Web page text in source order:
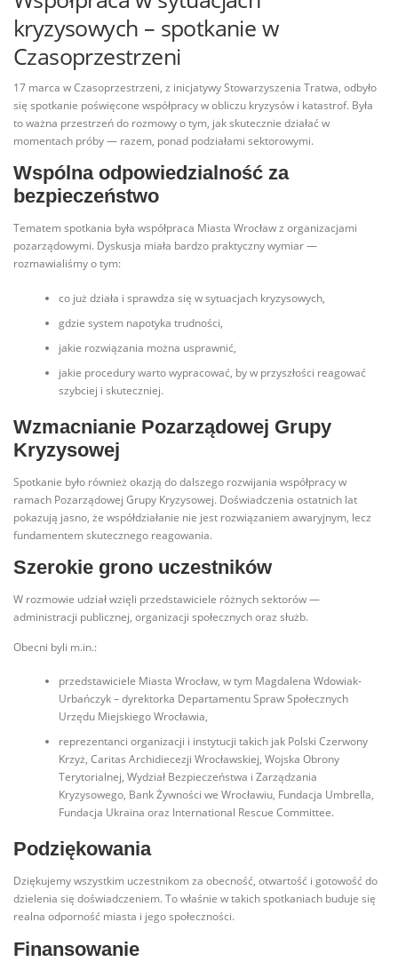
kryzysowych – spotkanie w
Czasoprzestrzeni
17 marca w Czasoprzestrzeni, z inicjatywy Stowarzyszenia Tratwa, odbyło
się spotkanie poświęcone współpracy w obliczu kryzysów i katastrof. Była
to ważna przestrzeń do rozmowy o tym, jak skutecznie działać w
momentach próby — razem, ponad podziałami sektorowymi.
Wspólna odpowiedzialność za
bezpieczeństwo
Tematem spotkania była współpraca Miasta Wrocław z organizacjami
pozarządowymi. Dyskusja miała bardzo praktyczny wymiar —
rozmawialiśmy o tym:
co już działa i sprawdza się w sytuacjach kryzysowych,
gdzie system napotyka trudności,
jakie rozwiązania można usprawnić,
jakie procedury warto wypracować, by w przyszłości reagować
szybciej i skuteczniej.
Wzmacnianie Pozarządowej Grupy
Kryzysowej
Spotkanie było również okazją do dalszego rozwijania współpracy w
ramach Pozarządowej Grupy Kryzysowej. Doświadczenia ostatnich lat
pokazują jasno, że współdziałanie nie jest rozwiązaniem awaryjnym, lecz
fundamentem skutecznego reagowania.
Szerokie grono uczestników
W rozmowie udział wzięli przedstawiciele różnych sektorów —
administracji publicznej, organizacji społecznych oraz służb.
Obecni byli m.in.:
przedstawiciele Miasta Wrocław, w tym Magdalena Wdowiak-
Urbańczyk – dyrektorka Departamentu Spraw Społecznych
Urzędu Miejskiego Wrocławia,
reprezentanci organizacji i instytucji takich jak Polski Czerwony
Krzyż, Caritas Archidiecezji Wrocławskiej, Wojska Obrony
Terytorialnej, Wydział Bezpieczeństwa i Zarządzania
Kryzysowego, Bank Żywności we Wrocławiu, Fundacja Umbrella,
Fundacja Ukraina oraz International Rescue Committee.
Podziękowania
Dziękujemy wszystkim uczestnikom za obecność, otwartość i gotowość do
dzielenia się doświadczeniem. To właśnie w takich spotkaniach buduje się
realna odporność miasta i jego społeczności.
Finansowanie